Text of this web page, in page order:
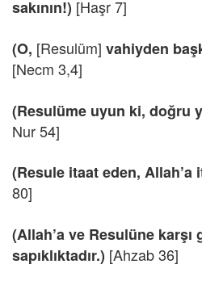
sakının!) [Haşr 7]
(O, [Resulüm] vahiyden
[Necm 3,4]
(Resulüme uyun ki, doğru
Nur 54]
(Resule itaat eden, Allah’a
80]
(Allah’a ve Resulüne karşı
sapıklıktadır.) [Ahzab 36]